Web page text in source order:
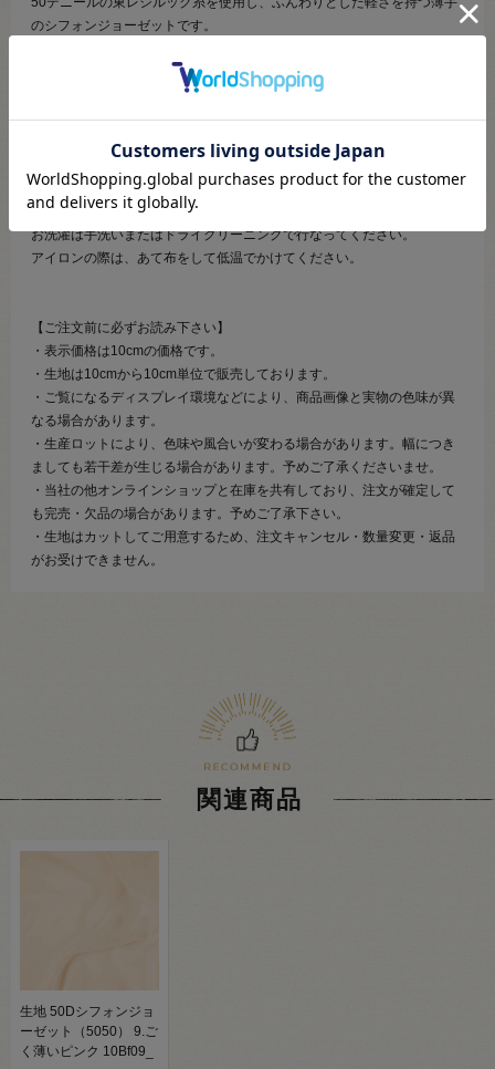
のシフォンジョーゼットです。
透け感があり、しなやかでサラサラした肌ざわりなので、ブラウスやワ
ンピース、パーティ用のストールなどにおすすめです。
商品の特性上、加工過程において、織りキズ・糸節・ムラなど入ること
がございます。あらかじめご了承ください。
お洗濯は手洗いまたはドライクリーニングで行なってください。
アイロンの際は、あて布をして低温でかけてください。
【ご注文前に必ずお読み下さい】
・表示価格は10cmの価格です。
・生地は10cmから10cm単位で販売しております。
・ご覧になるディスプレイ環境などにより、商品画像と実物の色味が異
なる場合があります。
・生産ロットにより、色味や風合いが変わる場合があります。幅につき
ましても若干差が生じる場合があります。予めご了承くださいませ。
・当社の他オンラインショップと在庫を共有しており、注文が確定して
も完売・欠品の場合があります。予めご了承下さい。
・生地はカットしてご用意するため、注文キャンセル・数量変更・返品
がお受けできません。
関連商品
生地 50Dシフォンジョ
ーゼット（5050） 9.ご
く薄いピンク 10Bf09_